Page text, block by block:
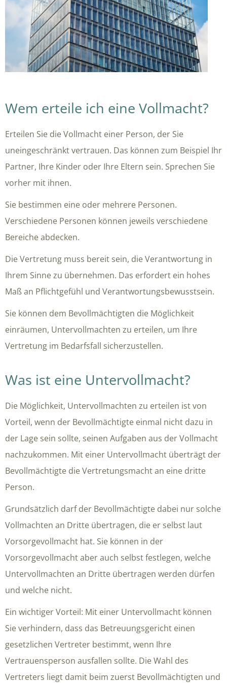
Wem erteile ich eine Vollmacht?
Erteilen Sie die Vollmacht einer Person, der Sie
uneingeschränkt vertrauen. Das können zum Beispiel Ihr
Partner, Ihre Kinder oder Ihre Eltern sein. Sprechen Sie
vorher mit ihnen.
Sie bestimmen eine oder mehrere Personen.
Verschiedene Personen können jeweils verschiedene
Bereiche abdecken.
Die Vertretung muss bereit sein, die Verantwortung in
Ihrem Sinne zu übernehmen. Das erfordert ein hohes
Maß an Pflichtgefühl und Verantwortungsbewusstsein.
Sie können dem Bevollmächtigten die Möglichkeit
einräumen, Untervollmachten zu erteilen, um Ihre
Vertretung im Bedarfsfall sicherzustellen.
Was ist eine Untervollmacht?
Die Möglichkeit, Untervollmachten zu erteilen ist von
Vorteil, wenn der Bevollmächtigte einmal nicht dazu in
der Lage sein sollte, seinen Aufgaben aus der Vollmacht
nachzukommen. Mit einer Untervollmacht überträgt der
Bevollmächtigte die Vertretungsmacht an eine dritte
Person.
Grundsätzlich darf der Bevollmächtigte dabei nur solche
Vollmachten an Dritte übertragen, die er selbst laut
Vorsorgevollmacht hat. Sie können in der
Vorsorgevollmacht aber auch selbst festlegen, welche
Untervollmachten an Dritte übertragen werden dürfen
und welche nicht.
Ein wichtiger Vorteil: Mit einer Untervollmacht können
Sie verhindern, dass das Betreuungsgericht einen
gesetzlichen Vertreter bestimmt, wenn Ihre
Vertrauensperson ausfallen sollte. Die Wahl des
Vertreters liegt damit beim zuerst Bevollmächtigten und